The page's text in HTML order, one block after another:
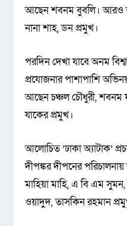
আছেন শবনম বুবলি। আরও
নানা শাহ, ডন প্রমুখ।
পরদিন দেখা যাবে অনম
প্রযোজনার পাশাপাশি
আছেন চঞ্চল চৌধুরী, শবনম
যাকের প্রমুখ।
আলোচিত ‘ঢাকা অ্যাটাক’
দীপঙ্কর দীপনের
মাহিয়া মাহি, এ বি এম
ওয়াদুদ, তাসকিন রহমান